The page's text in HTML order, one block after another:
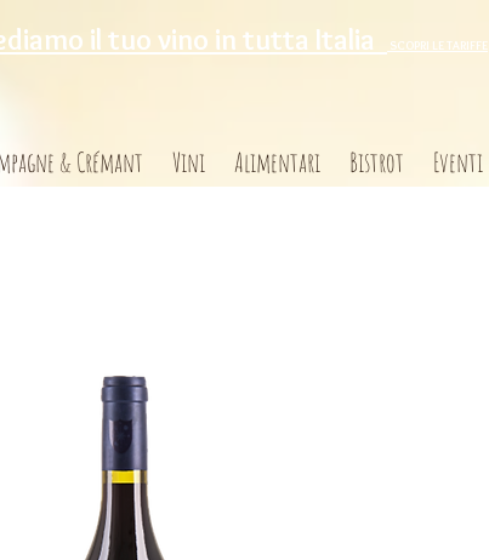
il tuo vino in tutta Italia SCOPRI LE TARIFFE
& Crémant Vini Alimentari Bistrot Eventi